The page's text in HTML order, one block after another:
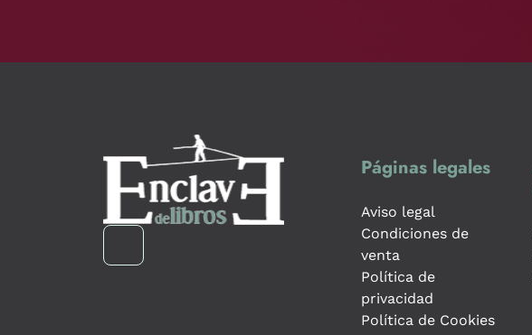
Páginas legales
Aviso legal
Condiciones de
venta
Política de
privacidad
Política de Cookies